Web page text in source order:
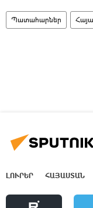
Պատահարներ
ԼՈՒՐԵՐ ՀԱՅԱՍՏԱՆ